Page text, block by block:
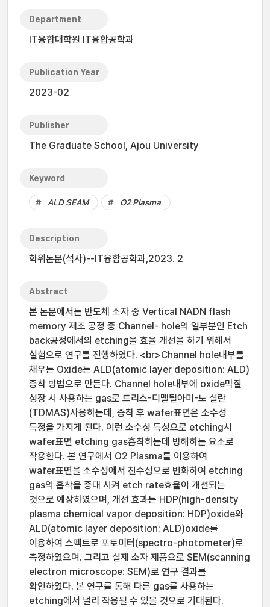
Department
IT융합대학원 IT융합공학과
Publication Year
2023-02
Publisher
The Graduate School, Ajou University
Keyword
ALD SEAM O2 Plasma
Description
학위논문(석사)--IT융합공학과,2023. 2
Abstract
본 논문에서는 반도체 소자 중 Vertical NADN flash
memory 제조 공정 중 Channel- hole의 일부분인 Etch
back공정에서의 etching을 효율 개선을 하기 위해서
실험으로 연구를 진행하였다. <br>Channel hole내부를
채우는 Oxide는 ALD(atomic layer deposition: ALD)
증착 방법으로 만든다. Channel hole내부에 oxide막질
성장 시 사용하는 gas로 트리스-디멜틸아미-노 실란
(TDMAS)사용하는데, 증착 후 wafer표면은 소수성
특정을 가지게 된다. 이런 소수성 특성으로 etching시
wafer표면 etching gas흡착하는데 방해하는 요소로
작용한다. 본 연구에서 O2 Plasma를 이용하여
wafer표면을 소수성에서 친수성으로 변화하여 etching
gas의 흡착을 증대 시켜 etch rate효율이 개선되는
것으로 예상하였으며, 개선 효과는 HDP(high-density
plasma chemical vapor deposition: HDP)oxide와
ALD(atomic layer deposition: ALD)oxide를
이용하여 스펙트로 포토미터(spectro-photometer)로
측정하였으며. 그리고 실제 소자 제품으로 SEM(scanning
electron microscope: SEM)로 연구 결과를
확인하였다. 본 연구를 통해 다른 gas를 사용하는
etching에서 널리 작용될 수 있을 것으로 기대된다.